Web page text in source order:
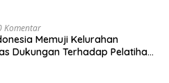
Komentar
Memuji Kelurahan
Dukungan Terhadap Pelatihan